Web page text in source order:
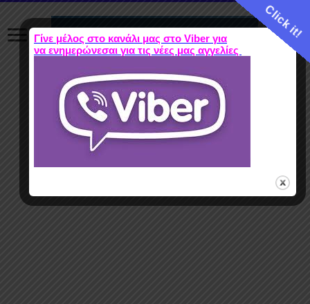
Click it!
Γίνε μέλος στο κανάλι μας στο Viber για
να ενημερώνεσαι για τις νέες μας αγγελίες